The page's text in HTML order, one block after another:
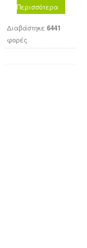
Περισσότερα
Διαβάστηκε 6441
φορές